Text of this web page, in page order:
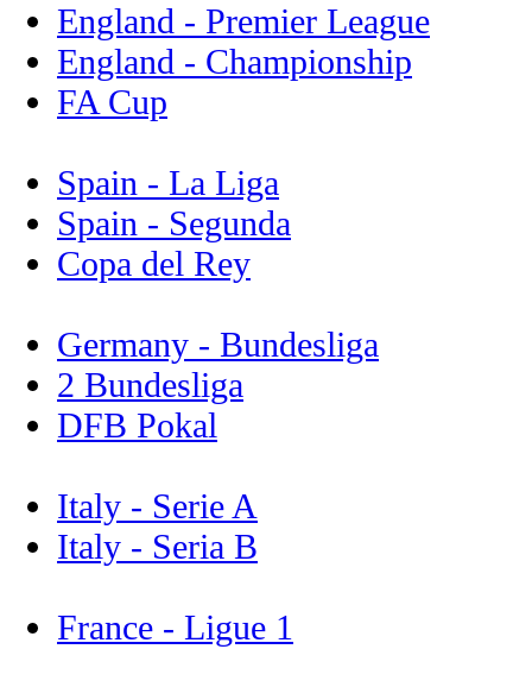
England - Premier League
England - Championship
FA Cup
Spain - La Liga
Spain - Segunda
Copa del Rey
Germany - Bundesliga
2 Bundesliga
DFB Pokal
Italy - Serie A
Italy - Seria B
France - Ligue 1